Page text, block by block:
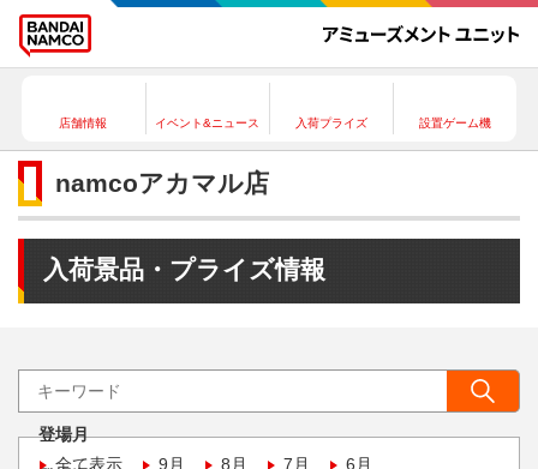
店舗情報 イベント&ニュース 入荷プライズ 設置ゲーム機
namcoアカマル店
入荷景品・プライズ情報
登場月
全て表示
9月 8月 7月 6月